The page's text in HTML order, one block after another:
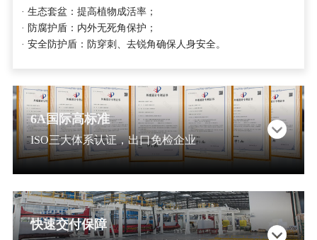
· 生态套盆：提高植物成活率；
· 防腐护盾：内外无死角保护；
· 安全防护盾：防穿刺、去锐角确保人身安全。
6A国际高标准
ISO三大体系认证，出口免检企业
快速交付保障